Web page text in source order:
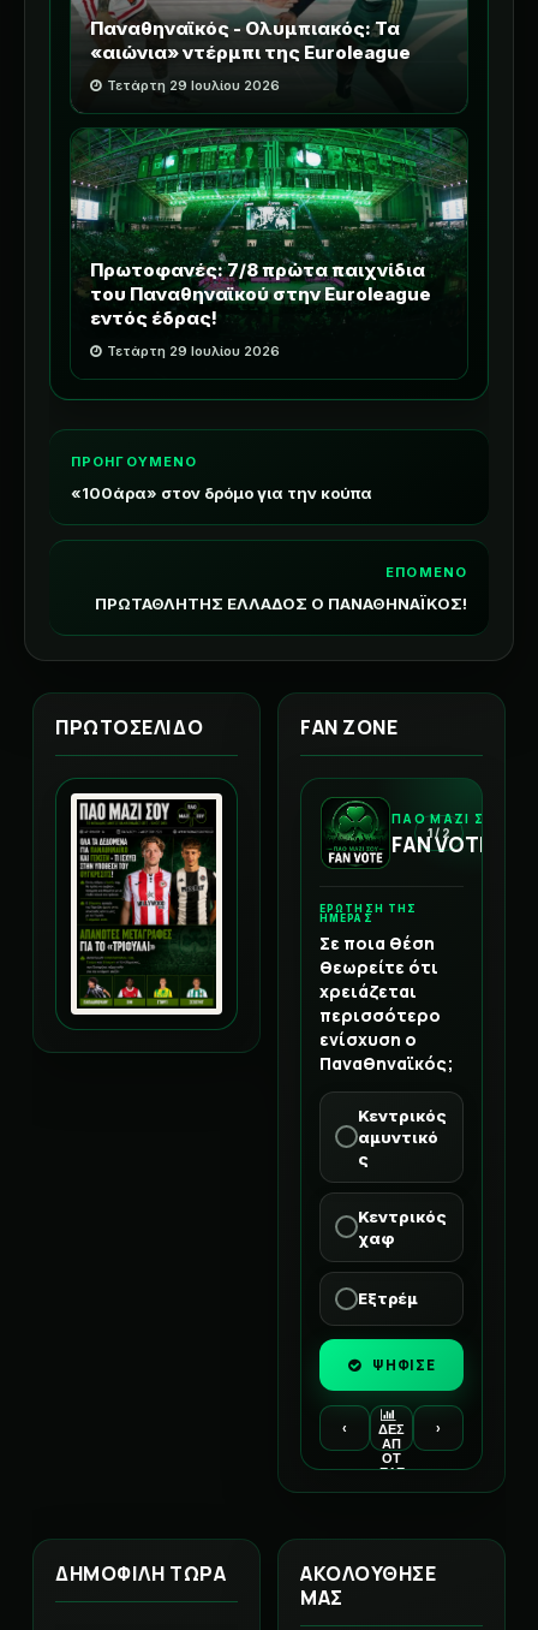
Παναθηναϊκός - Ολυμπιακός: Τα
«αιώνια» ντέρμπι της Euroleague
Τετάρτη 29 Ιουλίου 2026
Πρωτοφανές: 7/8 πρώτα παιχνίδια
του Παναθηναϊκού στην Euroleague
εντός έδρας!
Τετάρτη 29 Ιουλίου 2026
ΕΠΟΜΕΝΟ
ΠΡΩΤΑΘΛΗΤΗΣ ΕΛΛΑΔΟΣ Ο ΠΑΝΑΘΗΝΑΪΚΟΣ!
ΠΡΟΗΓΟΥΜΕΝΟ
«100άρα» στον δρόμο για την κούπα
ΠΡΩΤΟΣΕΛΙΔΟ FAN ZONE
ΠΑΟ ΜΑΖΙ ΣΟΥ
FAN VOTE
1 / 2
ΕΡΩΤΗΣΗ ΤΗΣ
ΗΜΕΡΑΣ
Σε ποια θέση
θεωρείτε ότι
χρειάζεται
περισσότερο
ενίσχυση ο
Παναθηναϊκός;
Κεντρικός
αμυντικό
ς
Κεντρικός
χαφ
Εξτρέμ
ΨΗΦΙΣΕ
‹
ΔΕΣ
ΑΠ
ΟΤ
ΕΛΕ
›
ΔΗΜΟΦΙΛΗ ΤΩΡΑ
ΑΚΟΛΟΥΘΗΣΕ
ΜΑΣ